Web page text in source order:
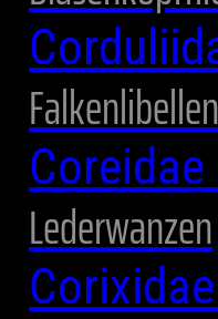
Falkenlibellen
Coreidae
Lederwanzen